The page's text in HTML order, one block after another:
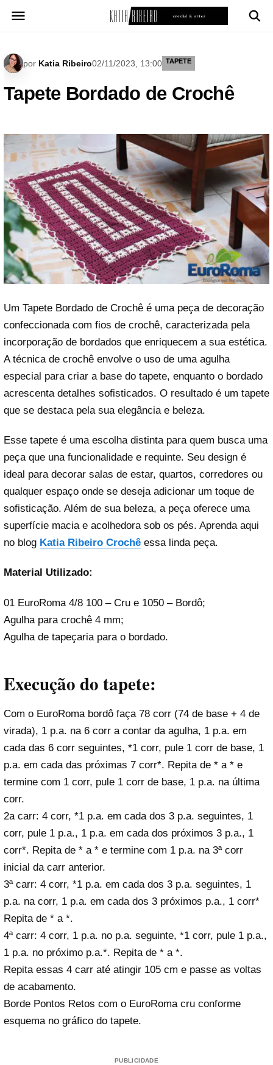
para
por Katia Ribeiro02/11/2023, 13:00 TAPETE
Tapete Bordado de Crochê
Um Tapete Bordado de Crochê é uma peça de decoração
confeccionada com fios de crochê, caracterizada pela
incorporação de bordados que enriquecem a sua estética.
A técnica de crochê envolve o uso de uma agulha
especial para criar a base do tapete, enquanto o bordado
acrescenta detalhes sofisticados. O resultado é um tapete
que se destaca pela sua elegância e beleza.
Esse tapete é uma escolha distinta para quem busca uma
peça que una funcionalidade e requinte. Seu design é
ideal para decorar salas de estar, quartos, corredores ou
qualquer espaço onde se deseja adicionar um toque de
sofisticação. Além de sua beleza, a peça oferece uma
superfície macia e acolhedora sob os pés. Aprenda aqui
no blog Katia Ribeiro Crochê essa linda peça.
Material Utilizado:
01 EuroRoma 4/8 100 – Cru e 1050 – Bordô;
Agulha para crochê 4 mm;
Agulha de tapeçaria para o bordado.
Execução do tapete:
Com o EuroRoma bordô faça 78 corr (74 de base + 4 de
virada), 1 p.a. na 6 corr a contar da agulha, 1 p.a. em
cada das 6 corr seguintes, *1 corr, pule 1 corr de base, 1
p.a. em cada das próximas 7 corr*. Repita de * a * e
termine com 1 corr, pule 1 corr de base, 1 p.a. na última
corr.
2a carr: 4 corr, *1 p.a. em cada dos 3 p.a. seguintes, 1
corr, pule 1 p.a., 1 p.a. em cada dos próximos 3 p.a., 1
corr*. Repita de * a * e termine com 1 p.a. na 3ª corr
inicial da carr anterior.
3ª carr: 4 corr, *1 p.a. em cada dos 3 p.a. seguintes, 1
p.a. na corr, 1 p.a. em cada dos 3 próximos p.a., 1 corr*
Repita de * a *.
4ª carr: 4 corr, 1 p.a. no p.a. seguinte, *1 corr, pule 1 p.a.,
1 p.a. no próximo p.a.*. Repita de * a *.
Repita essas 4 carr até atingir 105 cm e passe as voltas
de acabamento.
Borde Pontos Retos com o EuroRoma cru conforme
esquema no gráfico do tapete.
PUBLICIDADE